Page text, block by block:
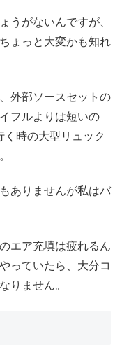
うがないんですが、
ょっと大変かも知れ
外部ソースセットの
フルよりは短いの
時の大型リュック
ありませんが私はバ
エア充填は疲れるん
っていたら、大分コ
りません。